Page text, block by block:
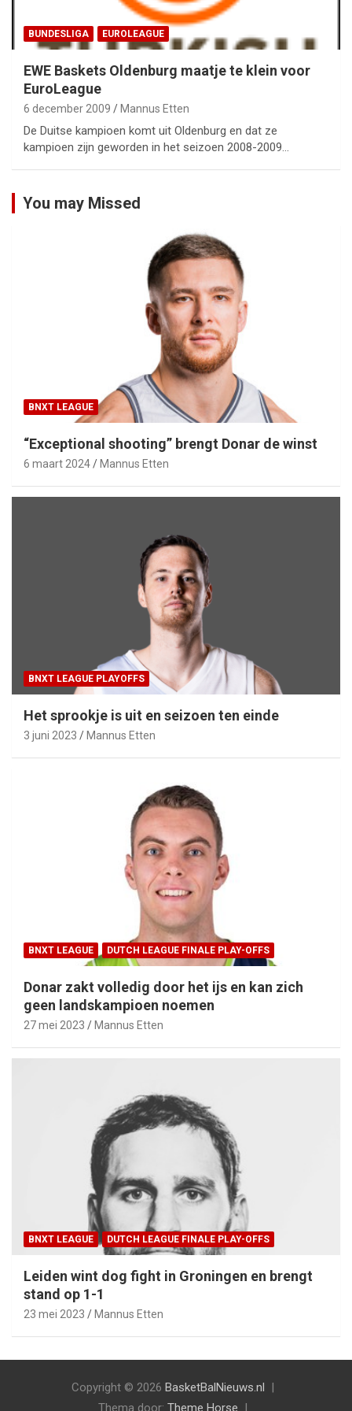
BUNDESLIGA EUROLEAGUE
EWE Baskets Oldenburg maatje te klein voor
EuroLeague
6 december 2009 Mannus Etten
De Duitse kampioen komt uit Oldenburg en dat ze
kampioen zijn geworden in het seizoen 2008-2009…
You may Missed
BNXT LEAGUE
“Exceptional shooting” brengt Donar de winst
6 maart 2024 Mannus Etten
BNXT LEAGUE PLAYOFFS
Het sprookje is uit en seizoen ten einde
3 juni 2023 Mannus Etten
BNXT LEAGUE DUTCH LEAGUE FINALE PLAY-OFFS
Donar zakt volledig door het ijs en kan zich
geen landskampioen noemen
27 mei 2023 Mannus Etten
BNXT LEAGUE DUTCH LEAGUE FINALE PLAY-OFFS
Leiden wint dog fight in Groningen en brengt
stand op 1-1
23 mei 2023 Mannus Etten
Copyright © 2026 BasketBalNieuws.nl